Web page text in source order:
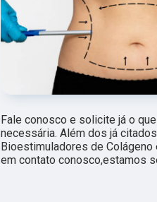
Fale conosco e solicite já o
necessária. Além dos já
Bioestimuladores de
em contato conosco,estamos